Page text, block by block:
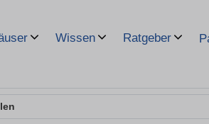
Wissen Ratgeber